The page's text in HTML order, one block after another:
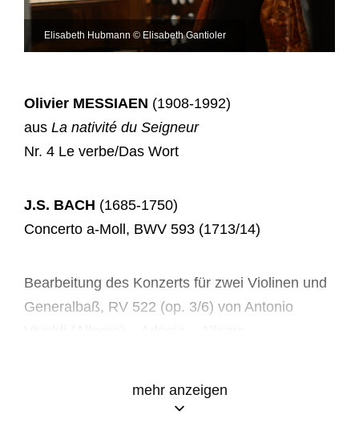
Elisabeth Hubmann © Elisabeth Gantioler
Olivier MESSIAEN (1908-1992)
aus La nativité du Seigneur
Nr. 4 Le verbe/Das Wort
J.S. BACH (1685-1750)
Concerto a-Moll, BWV 593 (1713/14)
Bearbeitung des Konzerts für zwei Violinen und
Generalbaß, RV 522 (op. 3/6) von Antonio
Orgelbüchlein, BWV 599-644
Das alte Jahr vergangen ist, BWV 614
mehr anzeigen